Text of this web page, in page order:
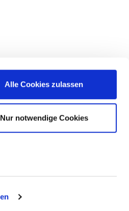
Alle Cookies zulassen
Nur notwendige Cookies
Klimaschutz-